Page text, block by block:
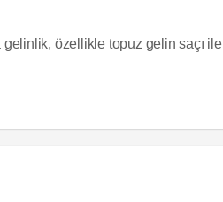
özellikle topuz gelin saçı ile